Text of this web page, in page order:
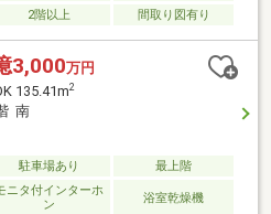
2階以上 間取り図有り
3,000万円
135.41m2
南
駐車場あり 最上階
ニタ付インターホ
ン
浴室乾燥機